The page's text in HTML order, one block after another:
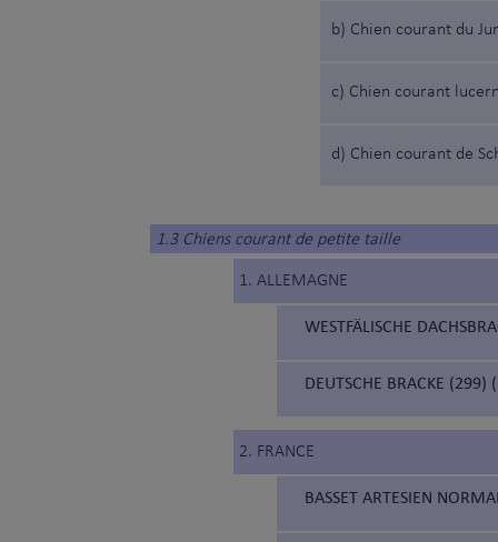
b) Chien courant du
c) Chien courant
d) Chien courant de
1.3 Chiens courant de petite taille
1. ALLEMAGNE
WESTFÄLISCHE
DEUTSCHE BRACKE (299)
2. FRANCE
BASSET ARTESIEN